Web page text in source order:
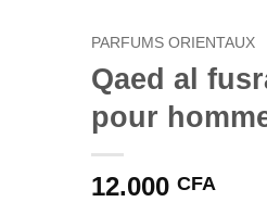
PARFUMS ORIENTAUX
Qaed al
pour
12.000 CFA